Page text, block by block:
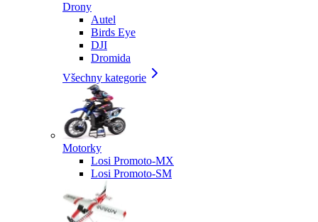
Drony
Autel
Birds Eye
DJI
Dromida
Všechny kategorie
Motorky
Losi Promoto-MX
Losi Promoto-SM